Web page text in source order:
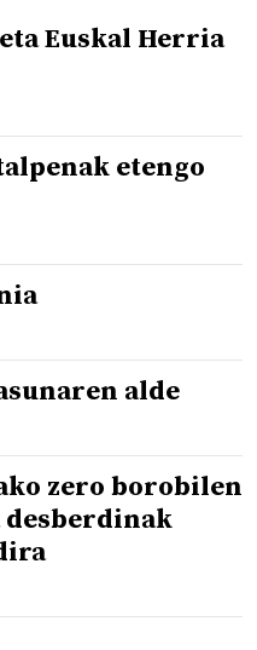
Euskal Herria
etengo
alde
zero borobilen
desberdinak